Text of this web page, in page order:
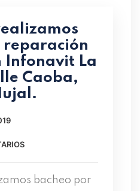
reparación
Infonavit La
Caoba,
bacheo por